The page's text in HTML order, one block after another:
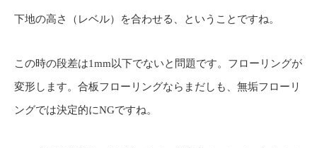
下地の高さ（レベル）を合わせる、ということですね。
この時の段差は1mm以下でないと問題です。フローリングが
変形します。合板フローリングならまだしも、無垢フローリ
ングでは決定的にNGですね。